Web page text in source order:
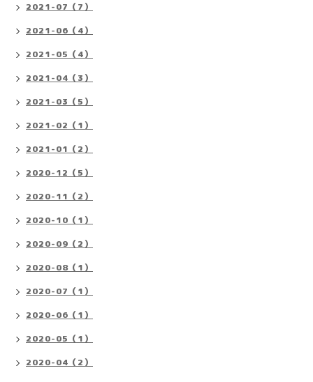
2021-07（7）
2021-06（4）
2021-05（4）
2021-04（3）
2021-03（5）
2021-02（1）
2021-01（2）
2020-12（5）
2020-11（2）
2020-10（1）
2020-09（2）
2020-08（1）
2020-07（1）
2020-06（1）
2020-05（1）
2020-04（2）